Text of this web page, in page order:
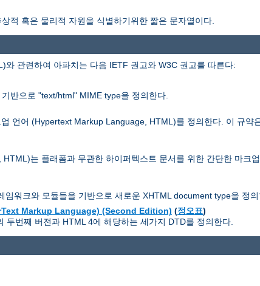
적 혹은 물리적 자원을 식별하기위한 짧은 문자열이다.
관련하여 아파치는 다음 IETF 권고와 W3C 권고를 따른다:
반으로 "text/html" MIME type을 정의한다.
언어 (Hypertext Markup Language, HTML)를 정의한다. 이 규약
는 플래폼과 무관한 하이퍼텍스트 문서를 위한 간단한 마크
워크와 모듈들을 기반으로 새로운 XHTML document type을 정의
Markup Language) (Second Edition) (정오표)
번째 버전과 HTML 4에 해당하는 세가지 DTD를 정의한다.